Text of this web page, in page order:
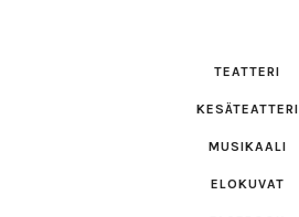
TEATTERI
KESÄTEATTERI
MUSIKAALI
ELOKUVAT